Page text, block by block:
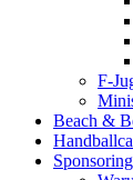
F-
Beach &
Sponsoring